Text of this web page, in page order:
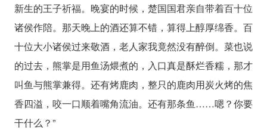
新生的王子祈福。晚宴的时候，楚国国君亲自带着百十位
诸侯作陪。那天晚上的酒还算不错，算得上醇厚绵香。百
十位大小诸侯过来敬酒，老人家我竟然没有醉倒。菜也说
的过去，熊掌是用鱼汤煨煮的，入口真是酥烂香糯，那才
叫鱼与熊掌兼得。还有烤鹿肉，整只的鹿肉用炭火烤的焦
香四溢，咬一口顺着嘴角流油。还有那条鱼……嗯？你要
干什么？”